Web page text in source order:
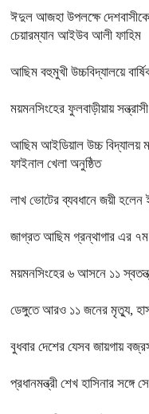
ঈদুল আজহা উপলক্ষে
চেয়ারম্যান আইউব আলী ফাহিম
আছিম বহুমুখী উচ্চবিদ্যালয়ে
ময়মনসিংহের ফুলবাড়ীয়ায়
আছিম আইডিয়াল উচ্চ বিদ্যালয়
ফাইনাল খেলা অনুষ্ঠিত
লাখ ভোটের ব্যবধানে জয়ী
জাগ্রত আছিম গ্রন্থাগার এর ৭ম
ময়মনসিংহের ৬ আসনে ১১
ডেঙ্গুতে আরও ১১ জনের মৃত্যু,
বুধবার দেশের যেসব জায়গায়
প্রধানমন্ত্রী শেখ হাসিনার